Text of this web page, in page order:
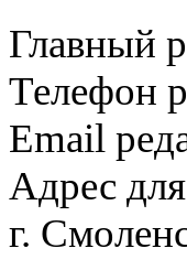
Главный
Телефон
Email
Адрес
г.